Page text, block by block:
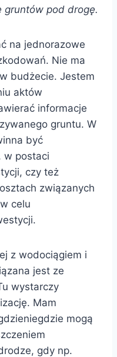
gruntów pod drogę.
na jednorazowe
Nie ma
budżecie. Jestem
aktów
informacje
gruntu. W
być
w postaci
czy też
związanych
celu
z wodociągiem i
jest ze
wystarczy
Mam
mogą
gdy np.